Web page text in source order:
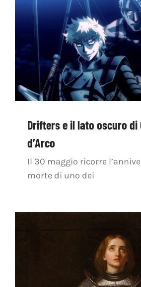
OFF TOPIC
Cerca
per:
Drifters e il lato oscuro di
d’Arco
Il 30 maggio ricorre
morte di uno dei